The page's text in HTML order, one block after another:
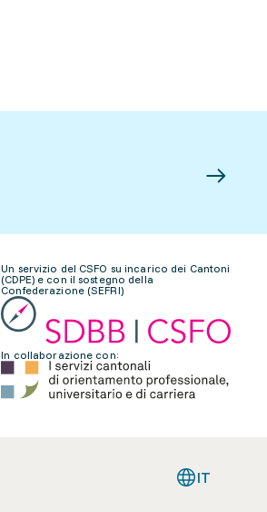
Un servizio del CSFO su incarico dei Cantoni
(CDPE) e con il sostegno della
Confederazione (SEFRI)
In collaborazione con:
IT